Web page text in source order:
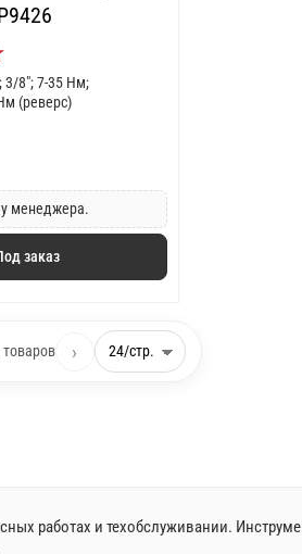
3/8"; 7-35 Нм;
(реверс)
у менеджера.
заказ
товаров ›
работах и техобслуживании.